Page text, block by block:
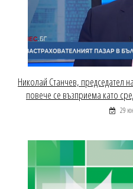
Николай Станчев, председател
повече се възприема като
29